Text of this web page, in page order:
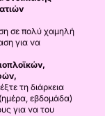
σε πολύ χαμηλή
για να
τη διάρκεια
(ημέρα, εβδομάδα)
για να του